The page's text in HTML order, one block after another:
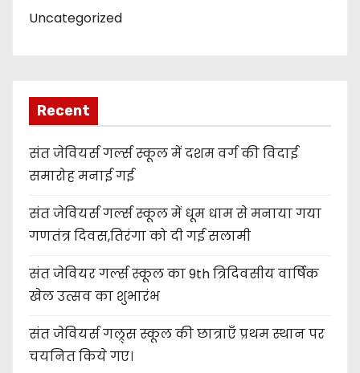
Uncategorized
Recent
संत जेवियर्स गर्ल्स स्कूल में दशम वर्ग की विदाई
समारोह मनाई गई
संत जेवियर्स गर्ल्स स्कूल में धूम धाम से मनाया गया
गणतंत्र दिवस,तिरंगा को दी गई सलामी
संत जेवियर गर्ल्स स्कूल का 9th त्रिदिवसीय वार्षिक
खेल उत्सव का शुभारंभ
संत जेवियर्स गल्र्स स्कूल की छात्र‌ाएँ प्रथम स्थान पर
चयनित किये गए।